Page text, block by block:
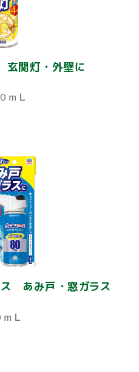
玄関灯・外壁に
ｍＬ
あみ戸・窓ガラス
ｍＬ